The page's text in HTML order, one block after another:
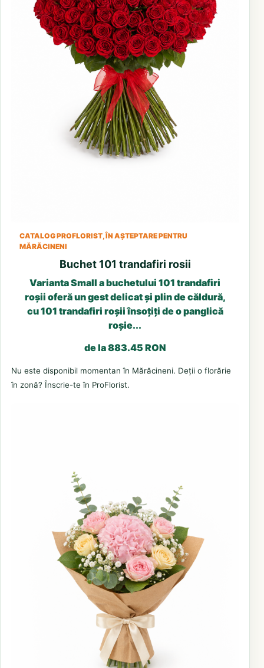
CATALOG PROFLORIST, ÎN AȘTEPTARE PENTRU
MĂRĂCINENI
Buchet 101 trandafiri rosii
Varianta Small a buchetului 101 trandafiri
roșii oferă un gest delicat și plin de căldură,
cu 101 trandafiri roșii însoțiți de o panglică
roșie...
de la 883.45 RON
Nu este disponibil momentan în Mărăcineni. Deții o florărie
în zonă? Înscrie-te în ProFlorist.